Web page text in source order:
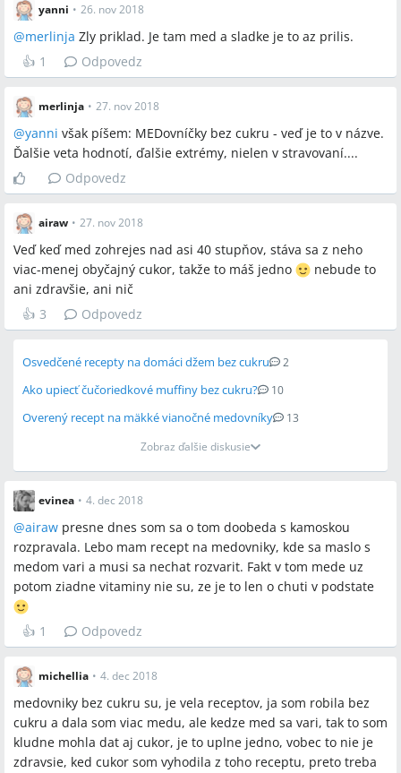
yanni • 26. nov 2018
@merlinja Zly priklad. Je tam med a sladke je to az prilis.
👍 1 Odpovedz
merlinja • 27. nov 2018
@yanni však píšem: MEDovníčky bez cukru - veď je to v názve.
Ďalšie veta hodnotí, ďalšie extrémy, nielen v stravovaní....
Odpovedz
airaw • 27. nov 2018
Veď keď med zohrejes nad asi 40 stupňov, stáva sa z neho
viac-menej obyčajný cukor, takže to máš jedno
nebude to
ani zdravšie, ani nič
👍 3 Odpovedz
Osvedčené recepty na domáci džem bez cukru 2
Ako upiecť čučoriedkové muffiny bez cukru? 10
Overený recept na mäkké vianočné medovníky
13
Zobraz ďalšie diskusie
evinea • 4. dec 2018
@airaw presne dnes som sa o tom doobeda s kamoskou
rozpravala. Lebo mam recept na medovniky, kde sa maslo s
medom vari a musi sa nechat rozvarit. Fakt v tom mede uz
potom ziadne vitaminy nie su, ze je to len o chuti v podstate
👍 1 Odpovedz
michellia • 4. dec 2018
medovniky bez cukru su, je vela receptov, ja som robila bez
cukru a dala som viac medu, ale kedze med sa vari, tak to som
kludne mohla dat aj cukor, je to uplne jedno, vobec to nie je
zdravsie, ked cukor som vyhodila z toho receptu, preto treba